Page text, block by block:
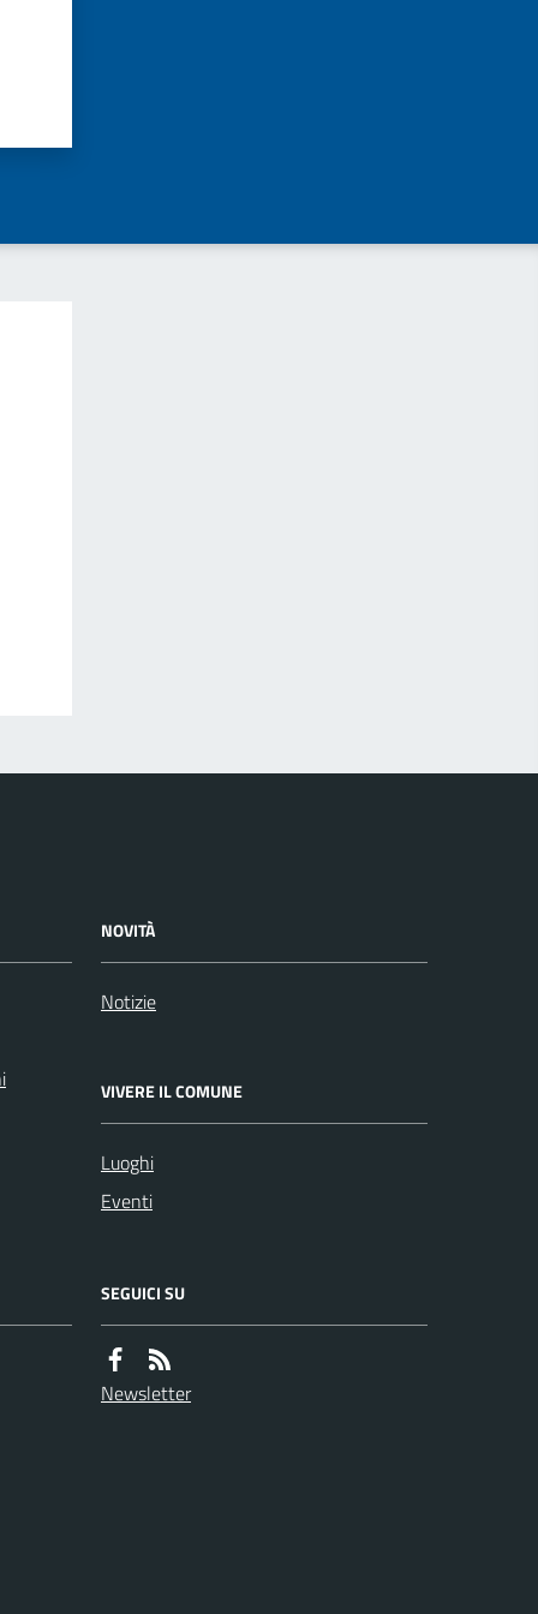
NOVITÀ
Notizie
VIVERE IL COMUNE
Luoghi
Eventi
SEGUICI SU
Newsletter